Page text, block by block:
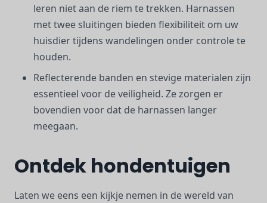
leren niet aan de riem te trekken. Harnassen
met twee sluitingen bieden flexibiliteit om uw
huisdier tijdens wandelingen onder controle te
houden.
Reflecterende banden en stevige materialen zijn
essentieel voor de veiligheid. Ze zorgen er
bovendien voor dat de harnassen langer
meegaan.
Ontdek hondentuigen
Laten we eens een kijkje nemen in de wereld van